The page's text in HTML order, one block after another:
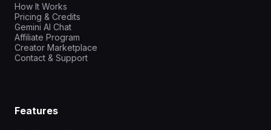
How It Works
Pricing & Credits
Gemini AI Chat
Affiliate Program
Creator Marketplace
Contact & Support
Features